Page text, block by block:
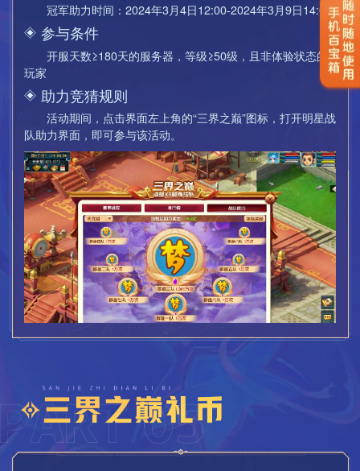
禁选规则如下：
a、3月8日22:00前，双方战队队长可分别在所有19个门派
(神威、勇武、精锐组包含东海渊，共20个门派)当中各选择2个
门派作为第1禁选门派和第2禁选门派; b、双方的第1禁选门派
必定生效，第1禁选门派的角色均无法在决赛中登场; c、若双方
第1禁选门派不同，则双方第2禁选门派都不生效;若双方第1禁
选门派相同，则双方第2禁选门派都生效;
示例1：A战队禁选了化生寺和女魃墓，B战队禁选了普陀
山和花果山，则化生寺、普陀山共2个门派的角色无法在本场比
赛中登场;
示例2：A战队禁选了化生寺和女魃墓，B战队禁选了化生
寺和花果山，则化生寺、女魃墓、花果山共3门派的角色无法在
本场比赛中登场。
6)决赛期间比赛服休息室内将提供免费“门派转换”服务，在
群雄逐鹿三界之巅决赛的舞台上，少侠可以转换为禁选门派之
外的任意门派（不含九黎城）参加比赛，这将是一场精彩绝伦
的巅峰之战!倒计时30分钟开始时，将禁止转门派，请及时转
换！
7)重要提示：比赛期间，参赛选手禁止使用直播软件或通
过客户端观战自己的对局，如查证确认存在违反规则的选手，
官方将取消该队伍的成绩。
荣誉积分
群雄逐鹿比赛中获得比赛胜利和拿到8强排名都会获得“荣
誉积分”，各个比赛阶段累积荣誉积分将决定该阶段的晋级排
冠军助力时间：2024年3月4日12:00-2024年3月9日14:00
参与条件
开服天数≥180天的服务器，等级≥50级，且非体验状态的
玩家
助力竞猜规则
活动期间，点击界面左上角的“三界之巅”图标，打开明星战
队助力界面，即可参与该活动。
每日上线即可获得10次助力机会，每在线1小时额外获得1
0次助力机会，每天00:00清空剩余助力次数。每次助力消耗10
0体力、8000两或1枚晶石碎片。
明星战队助力界面